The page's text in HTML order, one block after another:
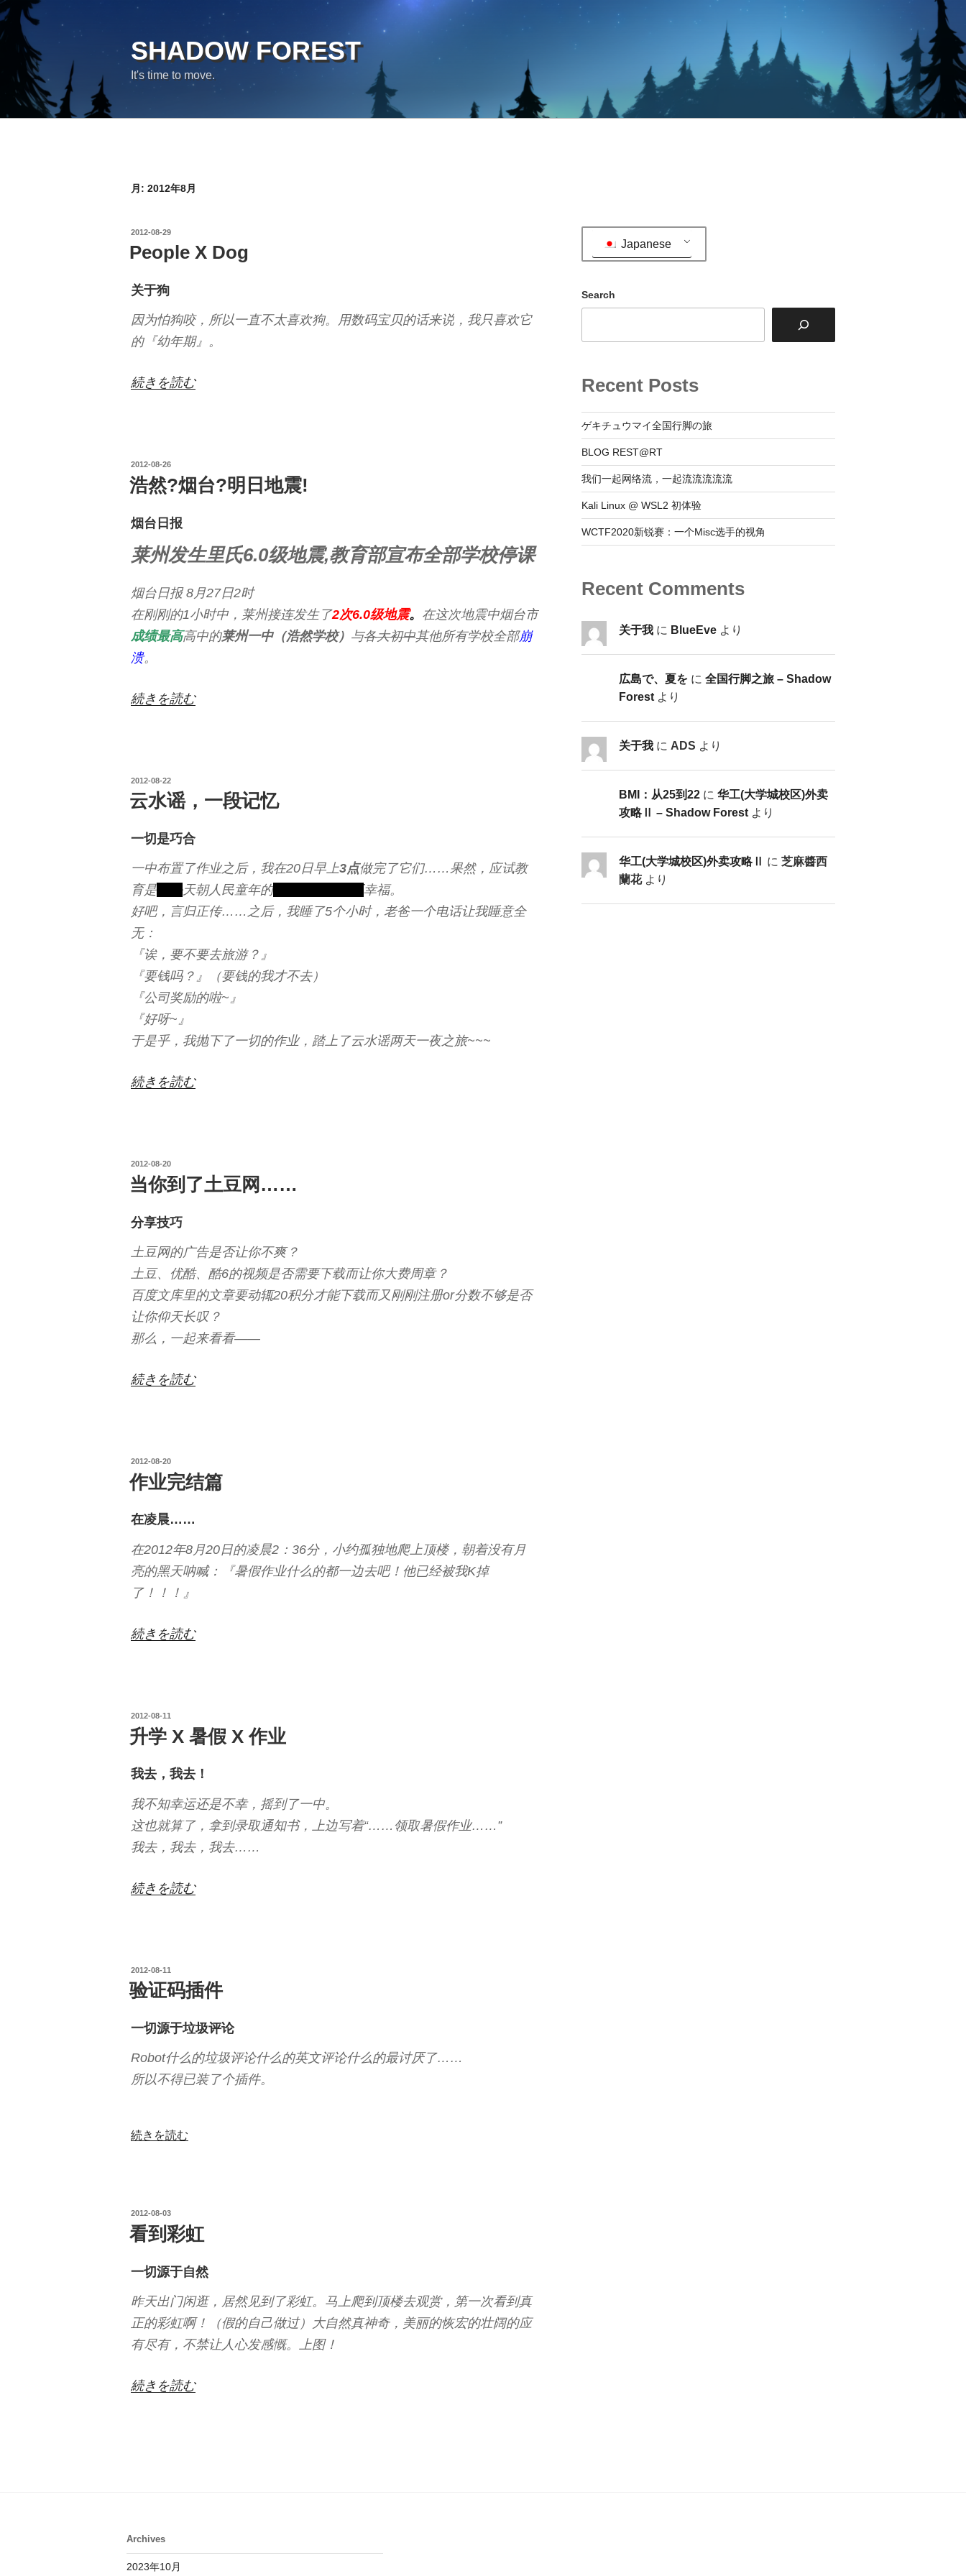
コ
ン
テ
SHADOW FOREST
It's time to move.
月:2012年8月
投
日:
2012-08-29
People X Dog
关于狗
因为怕狗咬，所以一直不太喜欢狗。用数码宝贝的话来说，我只喜欢它
的『幼年期』。
“People
続きを読む
投
稿
日:
2012-08-26
浩然?烟台?明日地震!
烟台日报
莱州发生里氏6.0级地震,教育部宣布全部学校停课
烟台日报 8月27日2时
在刚刚的1小时中，莱州接连发生了2次6.0级地震。 在这次地震中烟台市
成绩最高高中的莱州一中（浩然学校） 与各大初中其他所有学校全部崩
溃。
“浩
明
日
震!”
の
続きを読む
投
稿
日:
2012-08-22
云水谣，一段记忆
一切是巧合
一中布置了作业之后，我在20日早上3点做完了它们……果然，应试教
育是 扼杀天朝人民童年的 主谋，孩子们不幸福。
好吧，言归正传……之后，我睡了5个小时，老爸一个电话让我睡意全
无：
『诶，要不要去旅游？』
『要钱吗？』（要钱的我才不去）
『公司奖励的啦~』
『好呀~』
于是乎，我抛下了一切的作业，踏上了云水谣两天一夜之旅~~~
“云
段
记
の
続きを読む
投
稿
日:
2012-08-20
当你到了土豆网……
分享技巧
土豆网的广告是否让你不爽？
土豆、优酷、酷6的视频是否需要下载而让你大费周章？
百度文库里的文章要动辄20积分才能下载而又刚刚注册or分数不够是否
让你仰天长叹？
那么，一起来看看——
“当
土
豆
の
続きを読む
投
稿
日:
2012-08-20
作业完结篇
在凌晨……
在2012年8月20日的凌晨2：36分，小约孤独地爬上顶楼，朝着没有月
亮的黑天呐喊：『暑假作业什么的都一边去吧！他已经被我K掉
了！！！』
“作
篇”
の
続きを読む
投
稿
日:
2012-08-11
升学 X 暑假 X 作业
我去，我去！
我不知幸运还是不幸，摇到了一中。
这也就算了，拿到录取通知书，上边写着“……领取暑假作业……”
我去，我去，我去……
“升
假
X
业”
の
続きを読む
投
稿
日:
2012-08-11
验证码插件
一切源于垃圾评论
Robot什么的垃圾评论什么的英文评论什么的最讨厌了……
所以不得已装了个插件。
“验
続きを読む
投
稿
日:
2012-08-03
看到彩虹
一切源于自然
昨天出门闲逛，居然见到了彩虹。马上爬到顶楼去观赏，第一次看到真
正的彩虹啊！（假的自己做过）大自然真神奇，美丽的恢宏的壮阔的应
有尽有，不禁让人心发感慨。上图！
“看
続きを読む
Japanese
Search
Recent Posts
ゲキチュウマイ全国行脚の旅
BLOG REST@RT
我们一起网络流，一起流流流流流
Kali Linux @ WSL2 初体验
WCTF2020新锐赛：一个Misc选手的视角
Recent Comments
关于我 に BlueEve より
広島で、夏を に全国行脚之旅 – Shadow
Forest より
关于我 に ADS より
BMI：从25到22 に华工(大学城校区)外卖
攻略Ⅱ – Shadow Forest より
华工(大学城校区)外卖攻略Ⅱ に芝麻醬西
蘭花より
Archives
2023年10月